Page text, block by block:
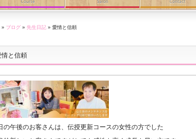
» ブログ » 先生日記 » 愛情と信頼
情と信頼
の午後のお客さんは、伝授更新コースの女性の方でした